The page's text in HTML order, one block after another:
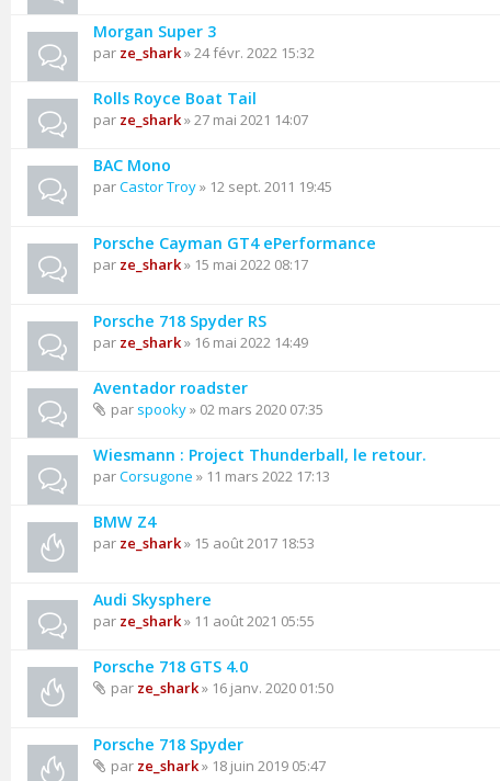
Morgan Super 3
par ze_shark» 24 févr. 2022 15:32
Rolls Royce Boat Tail
par ze_shark» 27 mai 2021 14:07
BAC Mono
parCastor Troy» 12 sept. 2011 19:45
Porsche Cayman GT4 ePerformance
par ze_shark» 15 mai 2022 08:17
Porsche 718 Spyder RS
par ze_shark» 16 mai 2022 14:49
Aventador roadster
par spooky» 02 mars 2020 07:35
Wiesmann : Project Thunderball, le retour.
parCorsugone » 11 mars 2022 17:13
BMW Z4
par ze_shark» 15 août 2017 18:53
Audi Skysphere
par ze_shark» 11 août 2021 05:55
Porsche 718 GTS 4.0
par ze_shark» 16 janv. 2020 01:50
Porsche 718 Spyder
par ze_shark» 18 juin 2019 05:47